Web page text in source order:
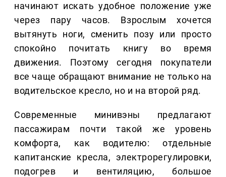
начинают искать удобное положение уже
через пару часов. Взрослым хочется
вытянуть ноги, сменить позу или просто
спокойно почитать книгу во время
движения. Поэтому сегодня покупатели
все чаще обращают внимание не только на
водительское кресло, но и на второй ряд.
Современные минивэны предлагают
пассажирам почти такой же уровень
комфорта, как водителю: отдельные
капитанские кресла, электрорегулировки,
подогрев и вентиляцию, большое